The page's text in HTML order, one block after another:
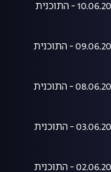
הצינור 10.06.2026 - התוכנית
הצינור 09.06.2026 - התוכנית
הצינור 08.06.2026 - התוכנית
הצינור 03.06.2026 - התוכנית
הצינור 02.06.2026 - התוכנית